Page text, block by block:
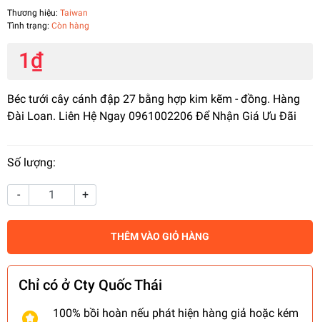
Thương hiệu: Taiwan
Tình trạng: Còn hàng
1₫
Béc tưới cây cánh đập 27 bằng hợp kim kẽm - đồng. Hàng
Đài Loan. Liên Hệ Ngay 0961002206 Để Nhận Giá Ưu Đãi
Số lượng:
- +
THÊM VÀO GIỎ HÀNG
Chỉ có ở Cty Quốc Thái
100% bồi hoàn nếu phát hiện hàng giả hoặc kém